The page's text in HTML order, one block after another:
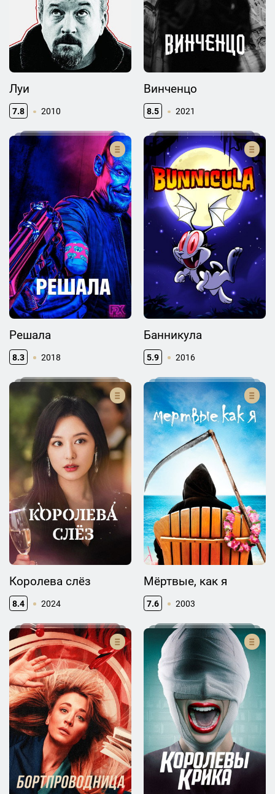
Луи
7.8 2010
Винченцо
8.5 2021
Решала
8.3 2018
Банникула
5.9 2016
Королева слёз
8.4 2024
Мёртвые, как я
7.6 2003